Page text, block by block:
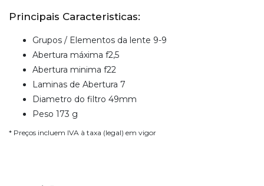
Principais Caracteristicas:
Grupos / Elementos da lente 9-9
Abertura máxima f2,5
Abertura minima f22
Laminas de Abertura 7
Diametro do filtro 49mm
Peso 173 g
* Preços incluem IVA à taxa (legal) em vigor